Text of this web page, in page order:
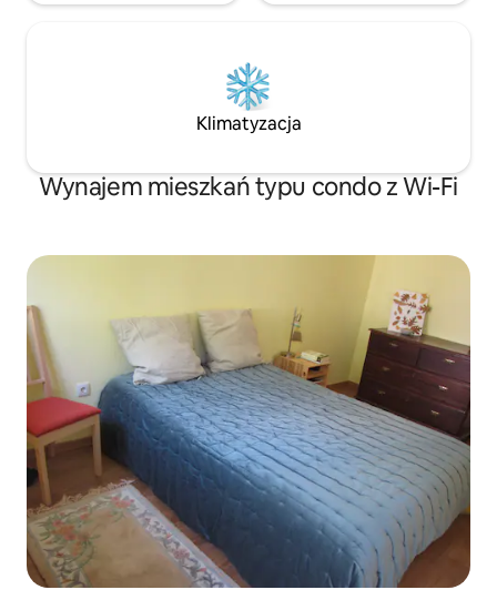
Klimatyzacja
Wynajem mieszkań typu condo z Wi-Fi